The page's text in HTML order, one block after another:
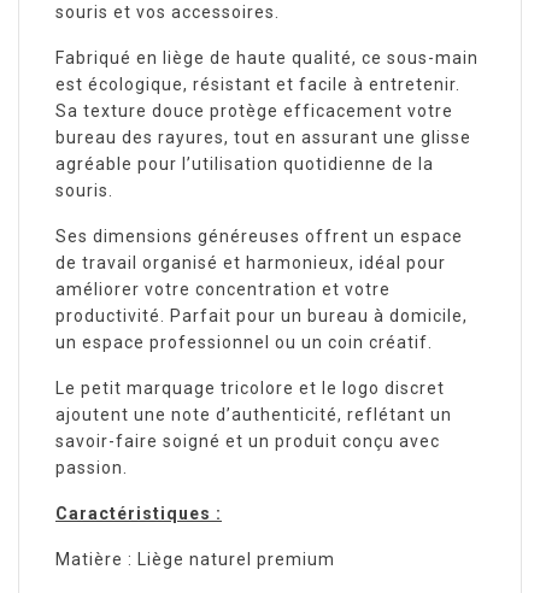
souris et vos accessoires.
Fabriqué en liège de haute qualité, ce sous-main
est écologique, résistant et facile à entretenir.
Sa texture douce protège efficacement votre
bureau des rayures, tout en assurant une glisse
agréable pour l’utilisation quotidienne de la
souris.
Ses dimensions généreuses offrent un espace
de travail organisé et harmonieux, idéal pour
améliorer votre concentration et votre
productivité. Parfait pour un bureau à domicile,
un espace professionnel ou un coin créatif.
Le petit marquage tricolore et le logo discret
ajoutent une note d’authenticité, reflétant un
savoir-faire soigné et un produit conçu avec
passion.
Caractéristiques :
Matière : Liège naturel premium